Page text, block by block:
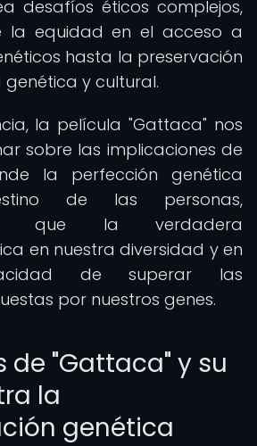
desafíos éticos complejos,
la equidad en el acceso a
hasta la preservación
y cultural.
la película "Gattaca" nos
sobre las implicaciones de
la perfección genética
de las personas,
que la verdadera
en nuestra diversidad y en
de superar las
por nuestros genes.
de "Gattaca" y su
la
genética